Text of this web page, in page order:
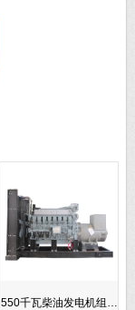
550千瓦柴油发电机组…